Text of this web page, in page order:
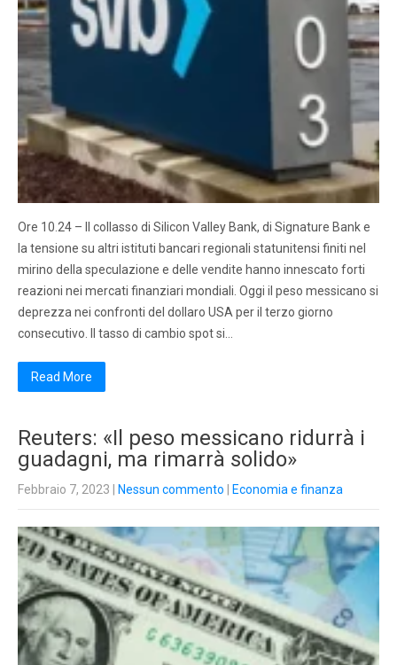
Ore 10.24 – Il collasso di Silicon Valley Bank, di Signature Bank e
la tensione su altri istituti bancari regionali statunitensi finiti nel
mirino della speculazione e delle vendite hanno innescato forti
reazioni nei mercati finanziari mondiali. Oggi il peso messicano si
deprezza nei confronti del dollaro USA per il terzo giorno
consecutivo. Il tasso di cambio spot si…
Read More
Reuters: «Il peso messicano ridurrà i
guadagni, ma rimarrà solido»
Febbraio 7, 2023 Nessun commento Economia e finanza